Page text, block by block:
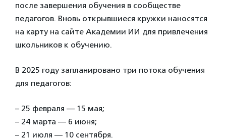
после завершения обучения в сообществе
педагогов. Вновь открывшиеся кружки наносятся
на карту на сайте Академии ИИ для привлечения
школьников к обучению.
В 2025 году запланировано три потока обучения
для педагогов:
– 25 февраля — 15 мая;
– 24 марта — 6 июня;
– 21 июля — 10 сентября.